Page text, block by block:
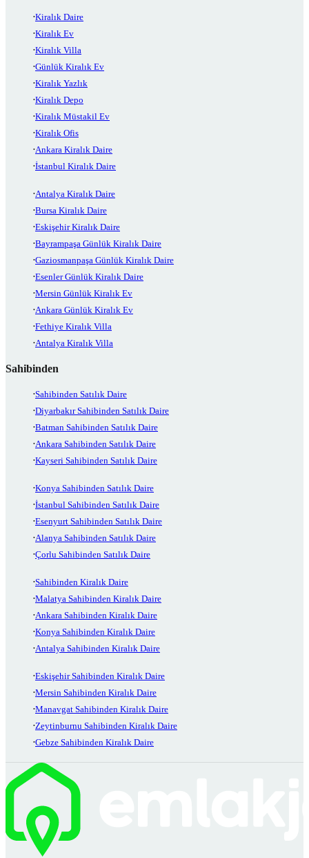
Kiralık Daire
Kiralık Ev
Kiralık Villa
Günlük Kiralık Ev
Kiralık Yazlık
Kiralık Depo
Kiralık Müstakil Ev
Kiralık Ofis
Ankara Kiralık Daire
İstanbul Kiralık Daire
Antalya Kiralık Daire
Bursa Kiralık Daire
Eskişehir Kiralık Daire
Bayrampaşa Günlük Kiralık Daire
Gaziosmanpaşa Günlük Kiralık Daire
Esenler Günlük Kiralık Daire
Mersin Günlük Kiralık Ev
Ankara Günlük Kiralık Ev
Fethiye Kiralık Villa
Antalya Kiralık Villa
Sahibinden
Sahibinden Satılık Daire
Diyarbakır Sahibinden Satılık Daire
Batman Sahibinden Satılık Daire
Ankara Sahibinden Satılık Daire
Kayseri Sahibinden Satılık Daire
Konya Sahibinden Satılık Daire
İstanbul Sahibinden Satılık Daire
Esenyurt Sahibinden Satılık Daire
Alanya Sahibinden Satılık Daire
Çorlu Sahibinden Satılık Daire
Sahibinden Kiralık Daire
Malatya Sahibinden Kiralık Daire
Ankara Sahibinden Kiralık Daire
Konya Sahibinden Kiralık Daire
Antalya Sahibinden Kiralık Daire
Eskişehir Sahibinden Kiralık Daire
Mersin Sahibinden Kiralık Daire
Manavgat Sahibinden Kiralık Daire
Zeytinburnu Sahibinden Kiralık Daire
Gebze Sahibinden Kiralık Daire